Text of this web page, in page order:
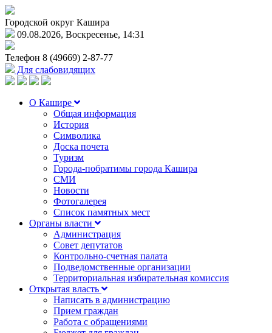
Городской округ Кашира
09.08.2026, Воскресенье, 14:31
Телефон 8 (49669) 2-87-77
Для слабовидящих
О Кашире
Общая информация
История
Символика
Доска почета
Туризм
Города-побратимы города Кашира
СМИ
Новости
Фотогалерея
Список памятных мест
Органы власти
Администрация
Совет депутатов
Контрольно-счетная палата
Подведомственные организации
Территориальная избирательная комиссия
Открытая власть
Написать в администрацию
Прием граждан
Работа с обращениями